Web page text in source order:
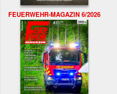
FEUERWEHR-MAGAZIN 6/2026